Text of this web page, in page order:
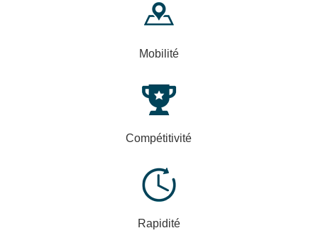
Mobilité
Compétitivité
Rapidité